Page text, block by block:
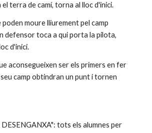
terra de camí, torna al lloc d'inici.
moure lliurement pel camp
defensor toca a qui porta la pilota,
d'inici.
aconsegueixen ser els primers en fer
camp obtindran un punt i tornen
tots els alumnes per